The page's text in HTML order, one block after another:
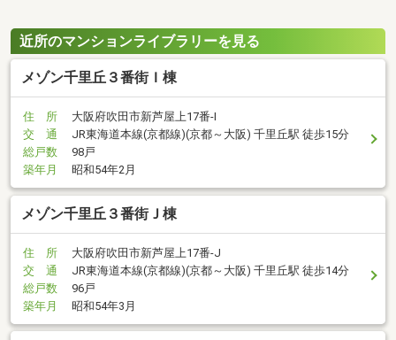
近所のマンションライブラリーを見る
メゾン千里丘３番街Ｉ棟
住 所
大阪府吹田市新芦屋上17番-I
交 通
JR東海道本線(京都線)(京都～大阪) 千里丘駅 徒歩15分
総戸数
98戸
築年月
昭和54年2月
メゾン千里丘３番街Ｊ棟
住 所
大阪府吹田市新芦屋上17番-J
交 通
JR東海道本線(京都線)(京都～大阪) 千里丘駅 徒歩14分
総戸数
96戸
築年月
昭和54年3月